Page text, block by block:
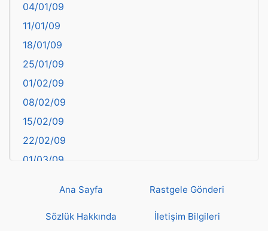
Bartın
başkentler
Batman
Bayburt
Bilecik
Bingöl
Bitlis
Bolu
Burdur
Çankırı
04/01/09
11/01/09
18/01/09
25/01/09
01/02/09
08/02/09
15/02/09
22/02/09
01/03/09
22/03/09
Ana Sayfa Rastgele Gönderi
Sözlük Hakkında İletişim Bilgileri